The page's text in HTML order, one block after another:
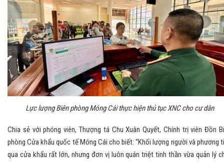
Lực lượng Biên phòng Móng Cái thực hiện thủ tục XNC cho cư dân
Chia sẻ với phóng viên, Thượng tá Chu Xuân Quyết, Chính trị viên Đồn
phòng Cửa khẩu quốc tế Móng Cái cho biết: “Khối lượng người và phương
qua cửa khẩu rất lớn, nhưng đơn vị luôn quán triệt tinh thần vừa quản lý